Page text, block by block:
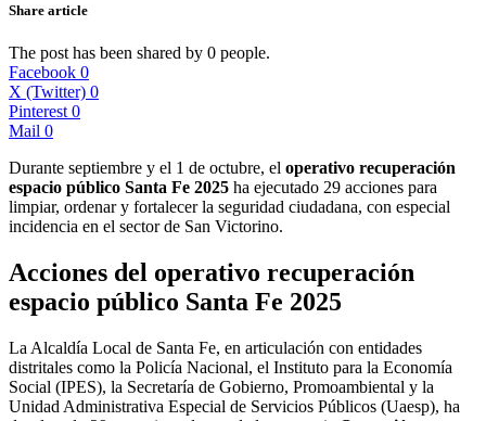
Share article
The post has been shared by 0 people.
Facebook 0
X (Twitter) 0
Pinterest 0
Mail 0
Durante septiembre y el 1 de octubre, el operativo recuperación
espacio público Santa Fe 2025 ha ejecutado 29 acciones para
limpiar, ordenar y fortalecer la seguridad ciudadana, con especial
incidencia en el sector de San Victorino.
Acciones del operativo recuperación
espacio público Santa Fe 2025
La Alcaldía Local de Santa Fe, en articulación con entidades
distritales como la Policía Nacional, el Instituto para la Economía
Social (IPES), la Secretaría de Gobierno, Promoambiental y la
Unidad Administrativa Especial de Servicios Públicos (Uaesp), ha